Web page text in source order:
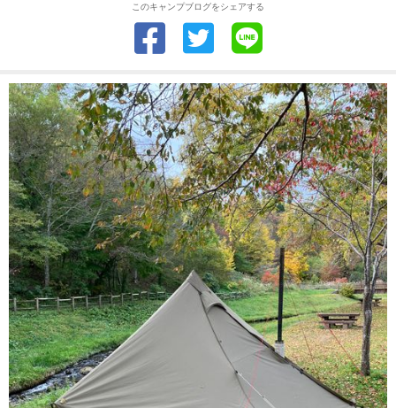
このキャンプブログをシェアする